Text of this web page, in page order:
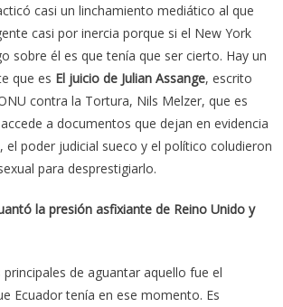
casi un linchamiento mediático al que
casi por inercia porque si el New York
sobre él es que tenía que ser cierto. Hay un
que es El juicio de Julian Assange, escrito
contra la Tortura, Nils Melzer, que es
a documentos que dejan en evidencia
el poder judicial sueco y el político coludieron
para desprestigiarlo.
la presión asfixiante de Reino Unido y
de aguantar aquello fue el
Ecuador tenía en ese momento. Es